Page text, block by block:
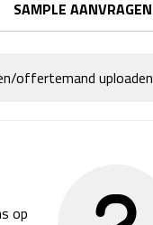
SAMPLE AANVRAGEN
offertemand uploaden
op